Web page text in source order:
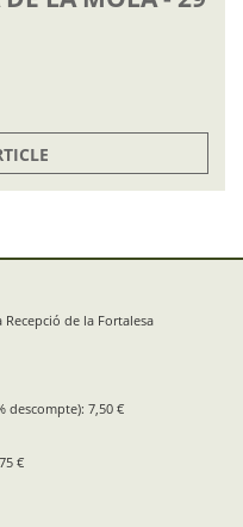
de la Fortalesa
descompte): 7,50 €
€